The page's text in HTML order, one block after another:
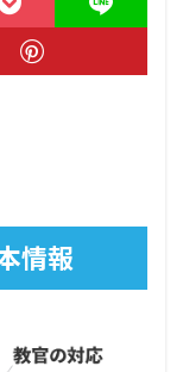
情報